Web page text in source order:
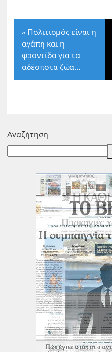
« Πολιτισμός είναι η
αγάπη και η
φροντίδα για τα
αδέσποτα ζώα…
Αναζήτηση